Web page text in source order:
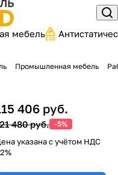
мебель
Промышленная мебель
406 руб.
480 руб. -5%
указана с учётом НДС